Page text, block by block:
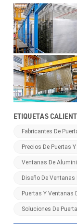
ETIQUETAS
Fabricantes De
Precios De Puertas
Ventanas De
Diseño De Ventanas
Puertas Y Ventanas
Soluciones De